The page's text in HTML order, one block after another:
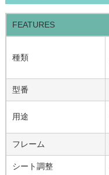
FEATURES
種類
型番
用途
フレーム
シート調整